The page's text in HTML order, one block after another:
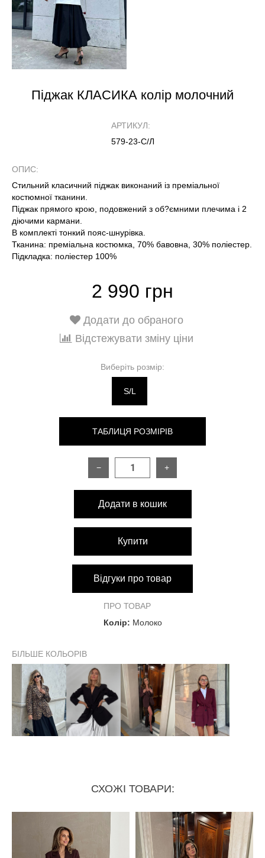
Піджак КЛАСИКА колір молочний
АРТИКУЛ:
579-23-С/Л
ОПИС:
Стильний класичний піджак виконаний із преміальної
костюмної тканини.
Піджак прямого крою, подовжений з об?ємними плечима і 2
діючими кармани.
В комплекті тонкий пояс-шнурівка.
Тканина: преміальна костюмка, 70% бавовна, 30% поліестер.
Підкладка: поліестер 100%
2 990 грн
Додати до обраного
Відстежувати зміну ціни
Виберіть розмір:
S/L
ТАБЛИЦЯ РОЗМІРІВ
РОЗМІР
Довжина по спинці
На об'єм грудей від 86-98 см
Ширина плечей до
− +
Додати в кошик
Купити
Відгуки про товар
ПРО ТОВАР
Колір: Молоко
БІЛЬШЕ КОЛЬОРІВ
СХОЖІ ТОВАРИ: